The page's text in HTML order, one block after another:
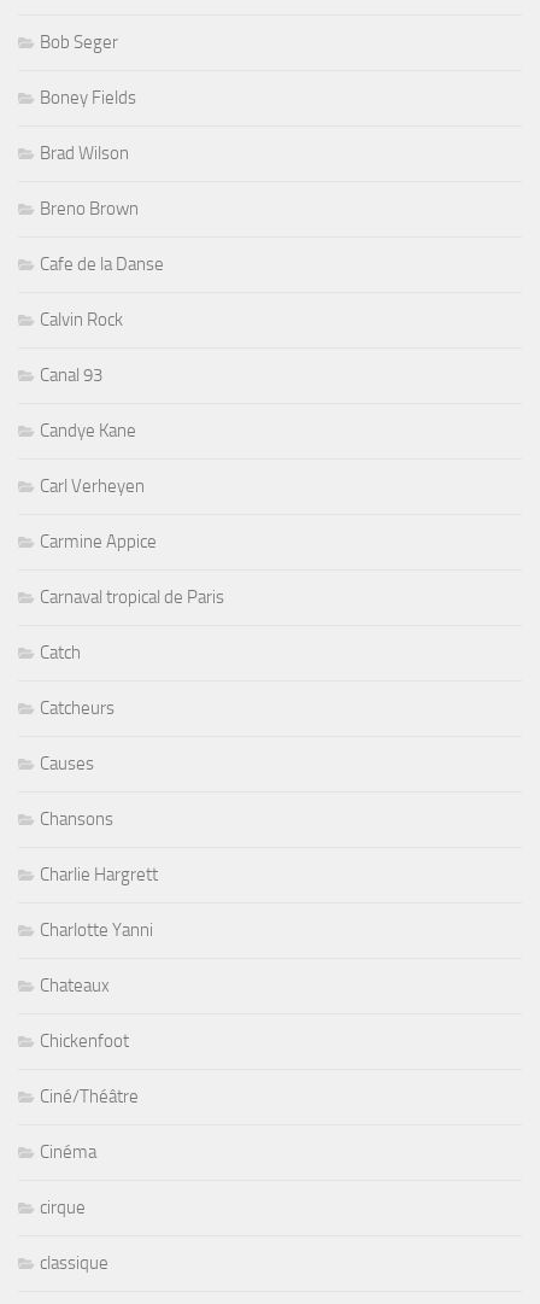
Bob Seger
Boney Fields
Brad Wilson
Breno Brown
Cafe de la Danse
Calvin Rock
Canal 93
Candye Kane
Carl Verheyen
Carmine Appice
Carnaval tropical de Paris
Catch
Catcheurs
Causes
Chansons
Charlie Hargrett
Charlotte Yanni
Chateaux
Chickenfoot
Ciné/Théâtre
Cinéma
cirque
classique